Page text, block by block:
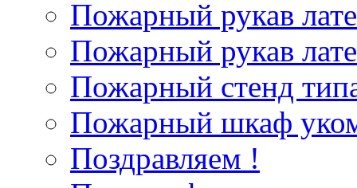
Пожарный рукав
Пожарный рукав
Пожарный стенд
Пожарный шкаф
Поздравляем !